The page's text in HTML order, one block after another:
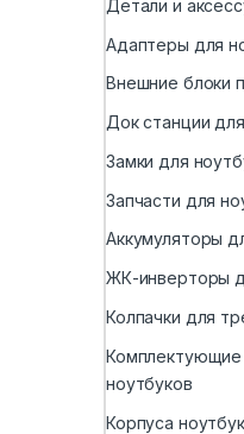
Детали и
Адаптеры для
Внешние блоки
Док станции
Замки для
Запчасти для
Аккумуляторы
ЖК-инверторы
Колпачки для
ноутбуков
Корпуса